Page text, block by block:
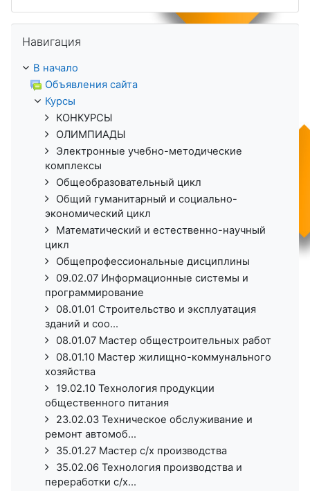
Навигация
В начало
Объявления сайта
Курсы
КОНКУРСЫ
ОЛИМПИАДЫ
Электронные учебно-методические
комплексы
Общеобразовательный цикл
Общий гуманитарный и социально-
экономический цикл
Математический и естественно-научный
цикл
Общепрофессиональные дисциплины
09.02.07 Информационные системы и
программирование
08.01.01 Строительство и эксплуатация
зданий и соо...
08.01.07 Мастер общестроительных работ
08.01.10 Мастер жилищно-коммунального
хозяйства
19.02.10 Технология продукции
общественного питания
23.02.03 Техническое обслуживание и
ремонт автомоб...
35.01.27 Мастер с/х производства
35.02.06 Технология производства и
переработки с/х...